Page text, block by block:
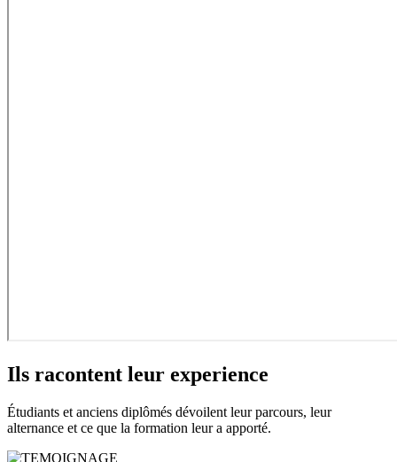
Ils racontent leur experience
Étudiants et anciens diplômés dévoilent leur parcours, leur
alternance et ce que la formation leur a apporté.